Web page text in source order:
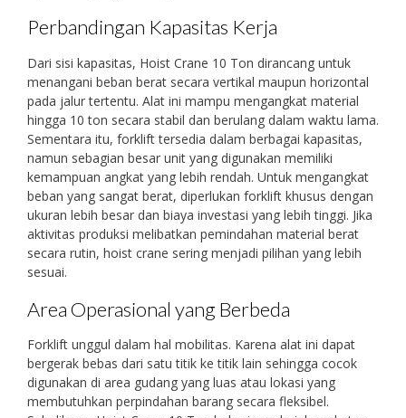
Perbandingan Kapasitas Kerja
Dari sisi kapasitas, Hoist Crane 10 Ton dirancang untuk
menangani beban berat secara vertikal maupun horizontal
pada jalur tertentu. Alat ini mampu mengangkat material
hingga 10 ton secara stabil dan berulang dalam waktu lama.
Sementara itu, forklift tersedia dalam berbagai kapasitas,
namun sebagian besar unit yang digunakan memiliki
kemampuan angkat yang lebih rendah. Untuk mengangkat
beban yang sangat berat, diperlukan forklift khusus dengan
ukuran lebih besar dan biaya investasi yang lebih tinggi. Jika
aktivitas produksi melibatkan pemindahan material berat
secara rutin, hoist crane sering menjadi pilihan yang lebih
sesuai.
Area Operasional yang Berbeda
Forklift unggul dalam hal mobilitas. Karena alat ini dapat
bergerak bebas dari satu titik ke titik lain sehingga cocok
digunakan di area gudang yang luas atau lokasi yang
membutuhkan perpindahan barang secara fleksibel.